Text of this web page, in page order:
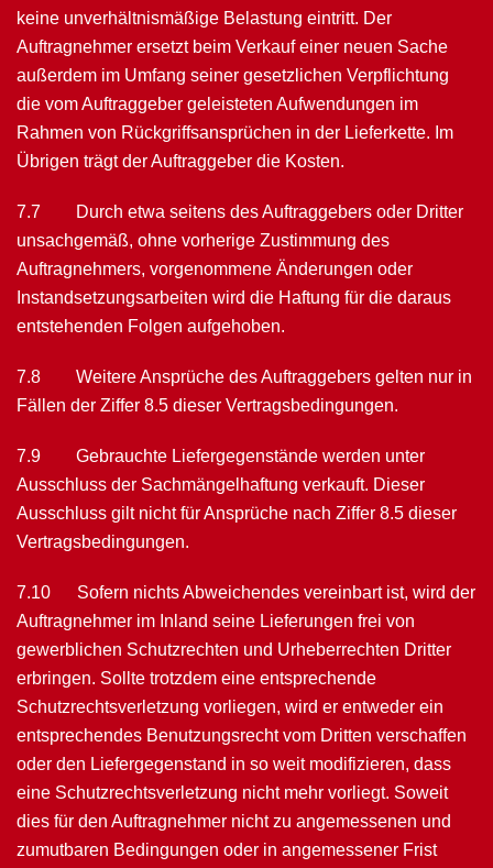
keine unverhältnismäßige Belastung eintritt. Der
Auftragnehmer ersetzt beim Verkauf einer neuen Sache
außerdem im Umfang seiner gesetzlichen Verpflichtung
die vom Auftraggeber geleisteten Aufwendungen im
Rahmen von Rückgriffsansprüchen in der Lieferkette. Im
Übrigen trägt der Auftraggeber die Kosten.
7.7 Durch etwa seitens des Auftraggebers oder Dritter
unsachgemäß, ohne vorherige Zustimmung des
Auftragnehmers, vorgenommene Änderungen oder
Instand­setzungsarbeiten wird die Haftung für die daraus
entstehenden Folgen aufgehoben.
7.8 Weitere Ansprüche des Auftraggebers gelten nur in
Fällen der Ziffer 8.5 dieser Vertragsbedingungen.
7.9 Gebrauchte Liefergegenstände werden unter
Ausschluss der Sachmängelhaf­tung verkauft. Dieser
Ausschluss gilt nicht für Ansprüche nach Ziffer 8.5 dieser
Vertrags­bedingungen.
7.10 Sofern nichts Abweichendes vereinbart ist, wird der
Auftragnehmer im Inland seine Lieferungen frei von
gewerblichen Schutzrechten und Urheberrechten Dritter
erbrin­gen. Sollte trotzdem eine entsprechende
Schutzrechtsverletzung vorliegen, wird er entweder ein
entsprechendes Benutzungsrecht vom Dritten verschaffen
oder den Liefergegenstand in so weit modifizieren, dass
eine Schutzrechtsverletzung nicht mehr vorliegt. Soweit
dies für den Auftragnehmer nicht zu an­gemessenen und
zumutbaren Bedin­gungen oder in angemessener Frist